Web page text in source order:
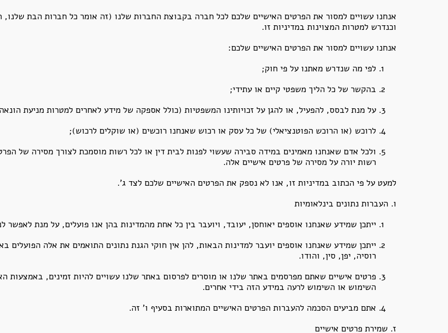
אנחנו עשויים למסור את הפרטים האישיים שלכם לכל חברה בקבוצת החברות שלנו (זה אומר כל חברות הבת
וכנדרש למטרות המצוינות במדיניות זו.
אנחנו עשויים למסור את הפרטים האישיים שלכם:
לפי מה שנדרש מאתנו על פי חוק;
בהקשר של כל הליך משפטי קיים או עתידי;
על מנת לבסס, להפעיל, או להגן על זכויותינו המשפטיות (כולל אספקה של מידע לאחרים למטרות מניעת
לרוכש (או הרוכש הפוטנציאלי) של כל עסק או רכוש שאנחנו רוכשים (או שוקלים לרכוש);
ולכל אדם שאנחנו מאמינים במידה סבירה שעשוי לפנות לבית דין או לכל רשות מוסמכת לצורך מסירה של
רשות יורה על מסירה של פרטים אישיים אלה.
למעט על פי הכתוב במדיניות זו, אנו לא נספק את הפרטים האישיים שלכם לצד ג’.
ו. העברות נתונים בינלאומיות
ייתכן שמידע שאנחנו אוספים יאוחסן, יעובד, ויועבר בין כל אחת מהמדינות בהן אנו פועלים, על מנת
ייתכן שמידע שאנחנו אוספים יועבר למדינות הבאות, להן אין חוקי הגנת נתונים התואמים את אלה הפועלים
רוסיה, יפן, סין, והודו.
פרטים אישיים שאתם מפרסמים באתר שלנו או מוסרים לפרסום באתר שלנו עשויים להיות זמינים, באמצעות
השימוש או השימוש לרעה במידע הזה בידי אחרים.
אתם מביעים הסכמה להעברות הפרטים האישיים המתוארות בסעיף ו’ זה.
ז. שמירת פרטים אישיים